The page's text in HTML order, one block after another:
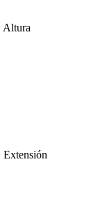
Altura
Extensión